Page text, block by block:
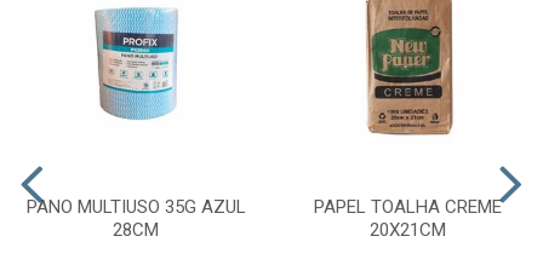
PANO MULTIUSO 35G AZUL
28CM
PAPEL TOALHA CREME
20X21CM